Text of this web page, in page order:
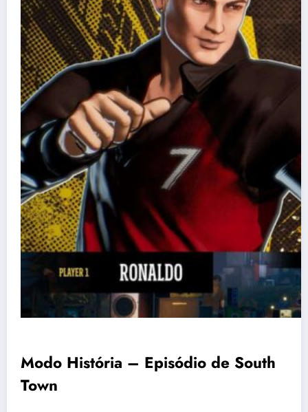
Modo História – Episódio de South
Town